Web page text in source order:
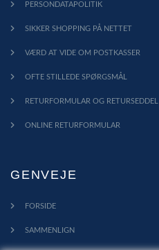
PERSONDATAPOLITIK
SIKKER SHOPPING PÅ NETTET
VÆRD AT VIDE OM POSTKASSER
OFTE STILLEDE SPØRGSMÅL
RETURFORMULAR OG RETURSEDDEL
ONLINE RETURFORMULAR
GENVEJE
FORSIDE
SAMMENLIGN